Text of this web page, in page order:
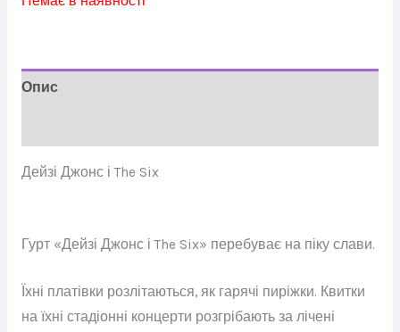
Опис
Дейзі Джонс і The Six
Гурт «Дейзі Джонс і The Six» перебуває на піку слави.
Їхні платівки розлітаються, як гарячі пиріжки. Квитки
на їхні стадіонні концерти розгрібають за лічені